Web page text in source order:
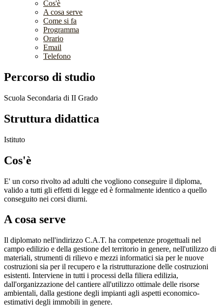
Cos'è
A cosa serve
Come si fa
Programma
Orario
Email
Telefono
Percorso di studio
Scuola Secondaria di II Grado
Struttura didattica
Istituto
Cos'è
E' un corso rivolto ad adulti che vogliono conseguire il diploma,
valido a tutti gli effetti di legge ed è formalmente identico a quello
conseguito nei corsi diurni.
A cosa serve
Il diplomato nell'indirizzo C.A.T. ha competenze progettuali nel
campo edilizio e della gestione del territorio in genere, nell'utilizzo di
materiali, strumenti di rilievo e mezzi informatici sia per le nuove
costruzioni sia per il recupero e la ristrutturazione delle costruzioni
esistenti. Interviene in tutti i processi della filiera edilizia,
dall'organizzazione del cantiere all'utilizzo ottimale delle risorse
ambientali, dalla gestione degli impianti agli aspetti economico-
estimativi degli immobili in genere.